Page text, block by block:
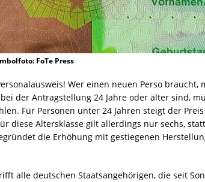
FoTe Press
Wer einen neuen Perso braucht,
der Antragstellung 24 Jahre oder älter sind,
Für Personen unter 24 Jahren steigt der
diese Altersklasse gilt allerdings nur sechs,
die Erhöhung mit gestiegenen
alle deutschen Staatsangehörigen, die seit